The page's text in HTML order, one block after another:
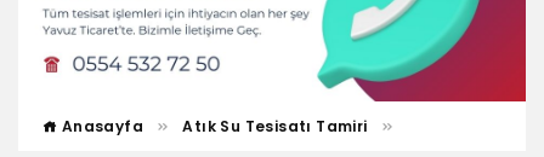
Anasayfa Atık Su Tesisatı Tamiri